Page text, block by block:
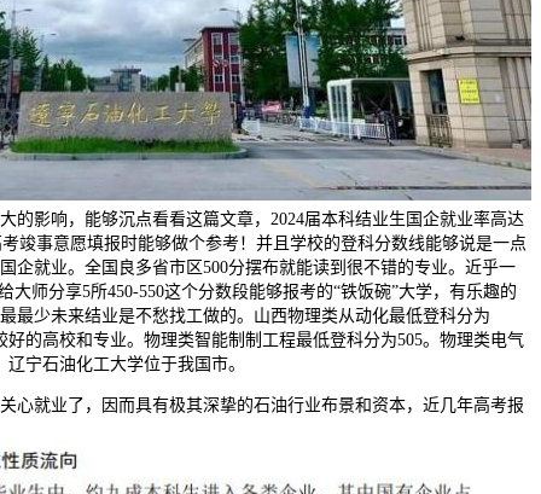
的影响，能够沉点看看这篇文章，2024届本科结业生国企就业率高达
竣事意愿填报时能够做个参考！并且学校的登科分数线能够说是一点
企就业。全国良多省市区500分摆布就能读到很不错的专业。近乎一
大师分享5所450-550这个分数段能够报考的“铁饭碗”大学，有乐趣的
最少未来结业是不愁找工做的。山西物理类从动化最低登科分为
的高校和专业。物理类智能制制工程最低登科分为505。物理类电气
宁石油化工大学位于我国市。
就业了，因而具有极其深挚的石油行业布景和资本，近几年高考报